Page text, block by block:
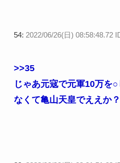
54: 2022/06/26(日) 08:58:48.72
>>35
じゃあ元寇で元軍10万を
なくて亀山天皇でええか？